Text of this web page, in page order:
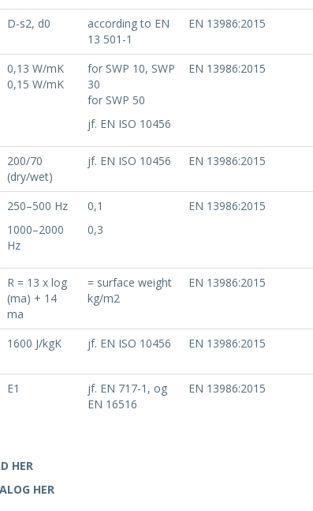
D-s2, d0
according to EN
13 501-1
EN 13986:2015
0,13 W/mK
0,15 W/mK
for SWP 10, SWP
30
for SWP 50
jf. EN ISO 10456
EN 13986:2015
200/70
(dry/wet)
jf. EN ISO 10456 EN 13986:2015
250–500 Hz
1000–2000
Hz
0,1
0,3
EN 13986:2015
R = 13 x log
(ma) + 14
ma
= surface weight
kg/m2
EN 13986:2015
1600 J/kgK jf. EN ISO 10456 EN 13986:2015
E1
jf. EN 717-1, og
EN 16516
EN 13986:2015
HER
HER